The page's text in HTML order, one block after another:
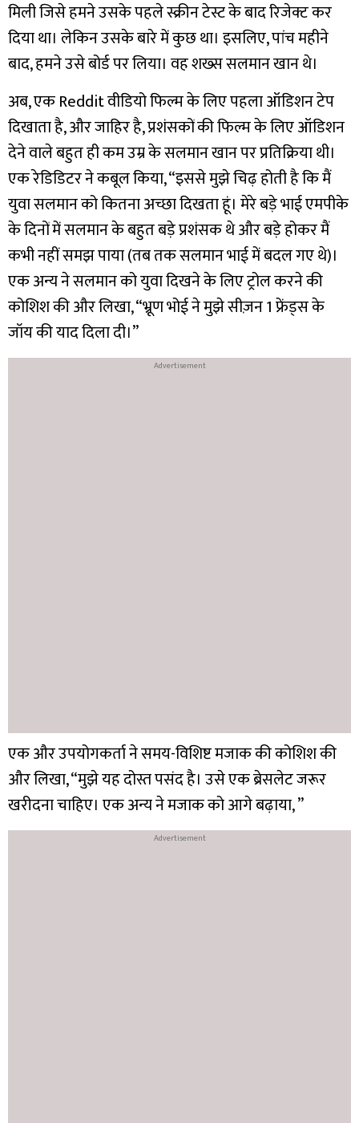
मिली जिसे हमने उसके पहले स्क्रीन टेस्ट के बाद रिजेक्ट कर
दिया था। लेकिन उसके बारे में कुछ था। इसलिए, पांच महीने
बाद, हमने उसे बोर्ड पर लिया। वह शख्स सलमान खान थे।
अब, एक Reddit वीडियो फिल्म के लिए पहला ऑडिशन टेप
दिखाता है, और जाहिर है, प्रशंसकों की फिल्म के लिए ऑडिशन
देने वाले बहुत ही कम उम्र के सलमान खान पर प्रतिक्रिया थी।
एक रेडिडिटर ने कबूल किया, “इससे मुझे चिढ़ होती है कि मैं
युवा सलमान को कितना अच्छा दिखता हूं। मेरे बड़े भाई एमपीके
के दिनों में सलमान के बहुत बड़े प्रशंसक थे और बड़े होकर मैं
कभी नहीं समझ पाया (तब तक सलमान भाई में बदल गए थे)।
एक अन्य ने सलमान को युवा दिखने के लिए ट्रोल करने की
कोशिश की और लिखा, “भ्रूण भोई ने मुझे सीज़न 1 फ्रेंड्स के
जॉय की याद दिला दी।”
एक और उपयोगकर्ता ने समय-विशिष्ट मजाक की कोशिश की
और लिखा, “मुझे यह दोस्त पसंद है। उसे एक ब्रेसलेट जरूर
खरीदना चाहिए। एक अन्य ने मजाक को आगे बढ़ाया, ”